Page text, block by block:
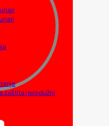
zaštita i produžni